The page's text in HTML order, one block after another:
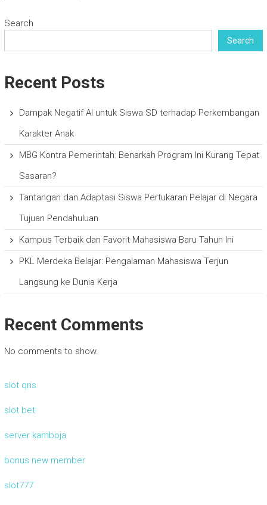
Search
Search
Recent Posts
Dampak Negatif AI untuk Siswa SD terhadap Perkembangan
Karakter Anak
MBG Kontra Pemerintah: Benarkah Program Ini Kurang Tepat
Sasaran?
Tantangan dan Adaptasi Siswa Pertukaran Pelajar di Negara
Tujuan Pendahuluan
Kampus Terbaik dan Favorit Mahasiswa Baru Tahun Ini
PKL Merdeka Belajar: Pengalaman Mahasiswa Terjun
Langsung ke Dunia Kerja
Recent Comments
No comments to show.
slot qris
slot bet
server kamboja
bonus new member
slot777